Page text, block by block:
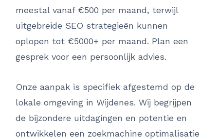
meestal vanaf €500 per maand, terwijl
uitgebreide SEO strategieën kunnen
oplopen tot €5000+ per maand. Plan een
gesprek voor een persoonlijk advies.
Onze aanpak is specifiek afgestemd op de
lokale omgeving in Wijdenes. Wij begrijpen
de bijzondere uitdagingen en potentie en
ontwikkelen een zoekmachine optimalisatie